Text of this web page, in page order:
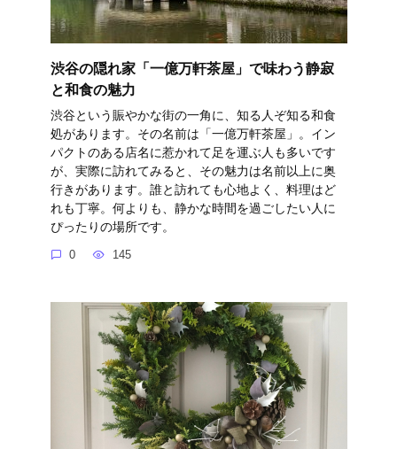
渋谷の隠れ家「一億万軒茶屋」で味わう静寂
と和食の魅力
渋谷という賑やかな街の一角に、知る人ぞ知る和食
処があります。その名前は「一億万軒茶屋」。イン
パクトのある店名に惹かれて足を運ぶ人も多いです
が、実際に訪れてみると、その魅力は名前以上に奥
行きがあります。誰と訪れても心地よく、料理はど
れも丁寧。何よりも、静かな時間を過ごしたい人に
ぴったりの場所です。
0 145